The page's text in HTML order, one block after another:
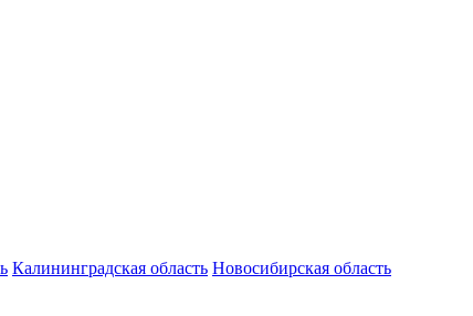
Калининградская область Новосибирская область